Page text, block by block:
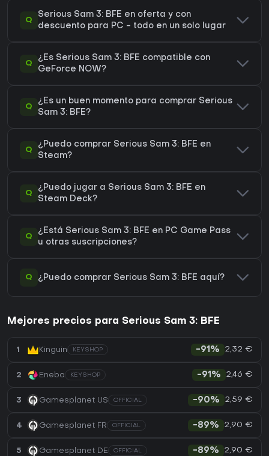
Q
Serious Sam 3: BFE en oferta y con
descuento para PC - todo en un solo lugar
Q
¿Es Serious Sam 3: BFE compatible con
GeForce NOW?
Q
¿Es un buen momento para comprar Serious
Sam 3: BFE?
Q
¿Puedo comprar Serious Sam 3: BFE en
Steam?
Q
¿Puedo jugar a Serious Sam 3: BFE en
Steam Deck?
Q
¿Está Serious Sam 3: BFE en PC Game Pass
u otras suscripciones?
Q ¿Puedo comprar Serious Sam 3: BFE aquí?
Mejores precios para Serious Sam 3: BFE
1 Kinguin KEYSHOP -91% 2,32 €
2 Eneba KEYSHOP -91% 2,46 €
3 Gamesplanet US OFFICIAL -90% 2,59 €
4 Gamesplanet FR OFFICIAL -89% 2,90 €
5 Gamesplanet DE OFFICIAL -89% 2,90 €